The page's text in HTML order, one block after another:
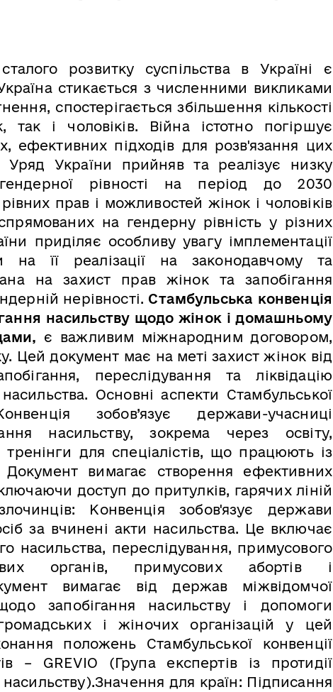
розвитку суспільства в Україні є
стикається з численними викликами
спостерігається збільшення кількості
і чоловіків. Війна істотно погіршує
ефективних підходів для розв'язання цих
України прийняв та реалізує низку
рівності на період до 2030
прав і можливостей жінок і чоловіків
на гендерну рівність у різних
приділяє особливу увагу імплементації
на її реалізації на законодавчому та
на захист прав жінок та запобігання
нерівності. Стамбульська конвенція
насильству щодо жінок і домашньому
є важливим міжнародним договором,
Цей документ має на меті захист жінок від
переслідування та ліквідацію
Основні аспекти Стамбульської
зобов’язує держави-учасниці
насильству, зокрема через освіту,
тренінги для спеціалістів, що працюють із
вимагає створення ефективних
доступ до притулків, гарячих ліній
Конвенція зобов'язує держави
за вчинені акти насильства. Це включає
насильства, переслідування, примусового
органів, примусових абортів і
вимагає від держав міжвідомчої
запобігання насильству і допомоги
і жіночих організацій у цей
положень Стамбульської конвенції
– GREVIO (Група експертів із протидії
для країн: Підписання